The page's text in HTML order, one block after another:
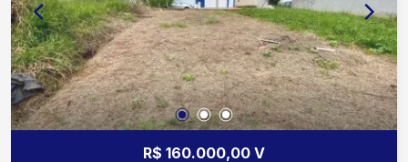
serviços Transporte público nas proximidades
R$ 160.000,00 V